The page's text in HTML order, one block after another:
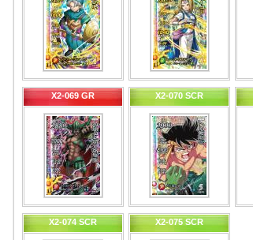
X2-069 GR X2-070 SCR
X2-074 SCR X2-075 SCR